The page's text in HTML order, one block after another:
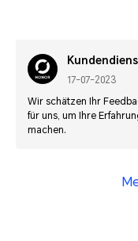
17-07-2023
Wir schätzen Ihr
für uns, um Ihre
machen.